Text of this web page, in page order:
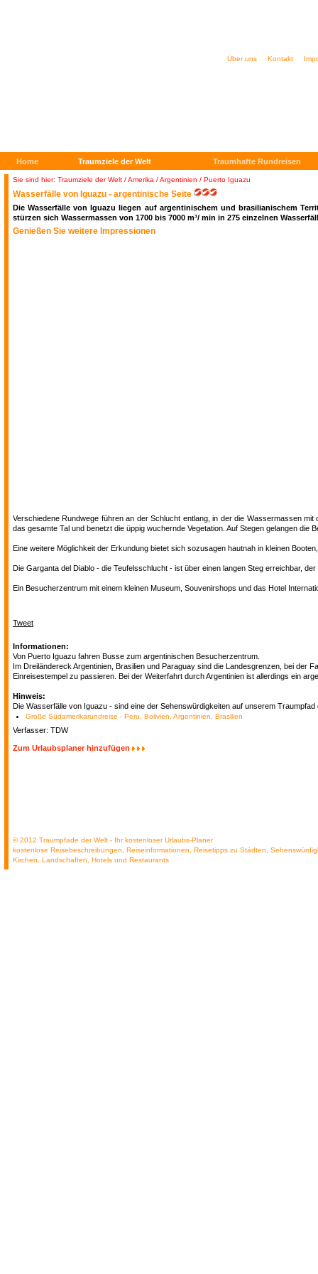
Sie sind hier: Traumziele der Welt /Amerika / Argentinien / Puerto Iguazu
Wasserfälle von Iguazu - argentinische Seite
Die Wasserfälle von Iguazu liegen auf argentinischem und brasilianischem
stürzen sich Wassermassen von 1700 bis 7000 m³/ min in 275 einzelnen
Genießen Sie weitere Impressionen
Verschiedene Rundwege führen an der Schlucht entlang, in der die Wassermassen
das gesamte Tal und benetzt die üppig wuchernde Vegetation. Auf Stegen gelangen die
Eine weitere Möglichkeit der Erkundung bietet sich sozusagen hautnah in kleinen
Die Garganta del Diablo - die Teufelsschlucht - ist über einen langen Steg erreichbar,
Ein Besucherzentrum mit einem kleinen Museum, Souvenirshops und das Hotel
Tweet
Informationen:
Von Puerto Iguazu fahren Busse zum argentinischen Besucherzentrum.
Im Dreiländereck Argentinien, Brasilien und Paraguay sind die Landesgrenzen, bei der
Einreisestempel zu passieren. Bei der Weiterfahrt durch Argentinien ist allerdings ein
Hinweis:
Die Wasserfälle von Iguazu - sind eine der Sehenswürdigkeiten auf unserem
Große Südamerikarundreise - Peru, Bolivien, Argentinien, Brasilien
Verfasser: TDW
Zum Urlaubsplaner hinzufügen
© 2012 Traumpfade der Welt - Ihr kostenloser Urlaubs-Planer
kostenlose Reisebeschreibungen, Reiseinformationen, Reisetipps zu Städten,
Kirchen, Landschaften, Hotels und Restaurants
Über uns Kontakt
Home Traumziele der Welt Traumhafte Rundreisen